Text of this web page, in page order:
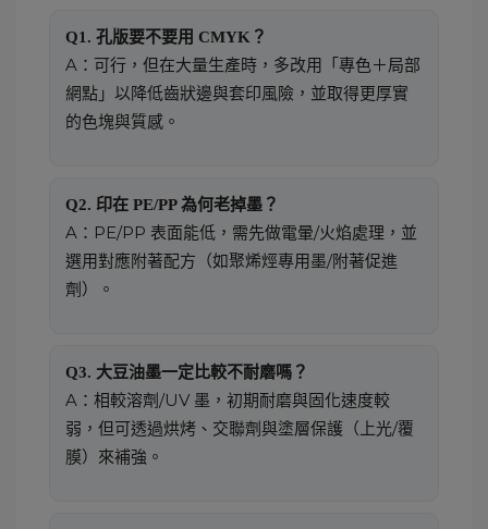
Q1. 孔版要不要用 CMYK？
A：可行，但在大量生產時，多改用「專色＋局部
網點」以降低齒狀邊與套印風險，並取得更厚實
的色塊與質感。
Q2. 印在 PE/PP 為何老掉墨？
A：PE/PP 表面能低，需先做電暈/火焰處理，並
選用對應附著配方（如聚烯烴專用墨/附著促進
劑）。
Q3. 大豆油墨一定比較不耐磨嗎？
A：相較溶劑/UV 墨，初期耐磨與固化速度較
弱，但可透過烘烤、交聯劑與塗層保護（上光/覆
膜）來補強。